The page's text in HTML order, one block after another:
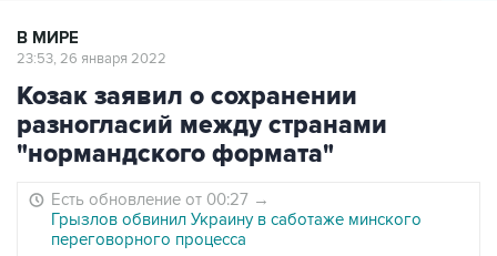
В МИРЕ
23:53, 26 января 2022
Козак заявил о сохранении
разногласий между странами
"нормандского формата"
Есть обновление от 00:27 →
Грызлов обвинил Украину в саботаже минского
переговорного процесса